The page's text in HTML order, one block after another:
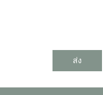
ส่ง